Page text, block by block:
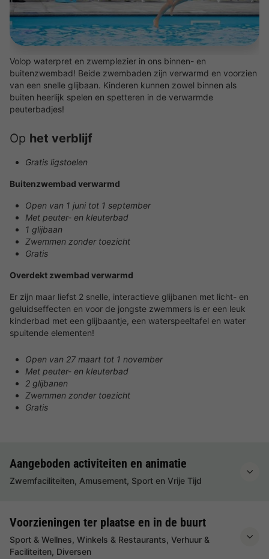
Volop waterpret en zwemplezier in ons binnen- en
buitenzwembad! Beide zwembaden zijn verwarmd en voorzien
van een snelle glijbaan. Kinderen kunnen zowel binnen als
buiten heerlijk spelen en spetteren in de verwarmde
peuterbadjes!
Op het verblijf
Gratis ligstoelen
Buitenzwembad verwarmd
Open van 1 juni tot 1 september
Met peuter- en kleuterbad
1 glijbaan
Zwemmen zonder toezicht
Gratis
Overdekt zwembad verwarmd
Er zijn maar liefst 2 snelle, interactieve glijbanen met licht- en
geluidseffecten en voor de jongste zwemmers is er een leuk
kinderbad met een glijbaantje, een waterspeeltafel en water
spuitende elementen!
Open van 27 maart tot 1 november
Met peuter- en kleuterbad
2 glijbanen
Zwemmen zonder toezicht
Gratis
Aangeboden activiteiten en animatie
Zwemfaciliteiten, Amusement, Sport en Vrije Tijd
Voorzieningen ter plaatse en in de buurt
Sport & Wellnes, Winkels & Restaurants, Verhuur &
Faciliteiten, Diversen